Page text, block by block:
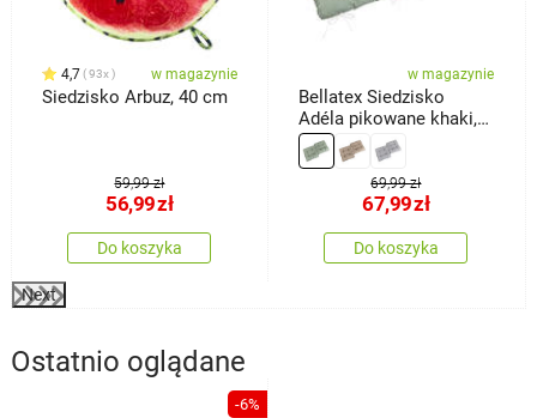
4,7 93x w magazynie
Siedzisko Arbuz, 40 cm
59,99 zł
56,99zł
Do koszyka
w magazynie
Bellatex Siedzisko
Adéla pikowane khaki,
40 x 40 cm, zestaw 2
szt.
69,99 zł
67,99zł
Do koszyka
Next
Ostatnio oglądane
-6%